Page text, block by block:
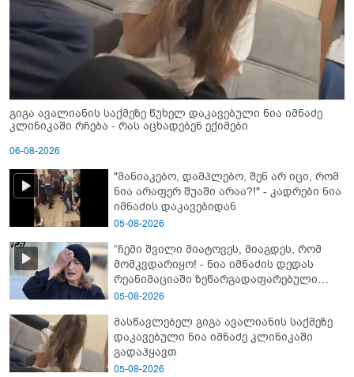
გიგა ავალიანის საქმეზე წუხელ დაკავებული ნია იმნაძე
კლინიკაში რჩება - რას აცხადებენ ექიმები
06-08-2026
"მანიაკებო, დამპლებო, შენ არ იცი, რომ
ნია არაფერ შუაში არაა?!" - კადრები ნია
იმნაძის დაკავებიდან
05-08-2026
“ჩემი შვილი მიატოვეს, მიაგდეს, რომ
მომკვდარიყო! - ნია იმნაძის დედას
რეანიმაციაში ზეწარგადაფარებული
შვილი არ უნახავს” - გიგა ავალიანის
05-08-2026
მასწავლებელ გიგა ავალიანის საქმეზე
დაკავებული ნია იმნაძე კლინიკაში
გადაჰყავთ
05-08-2026